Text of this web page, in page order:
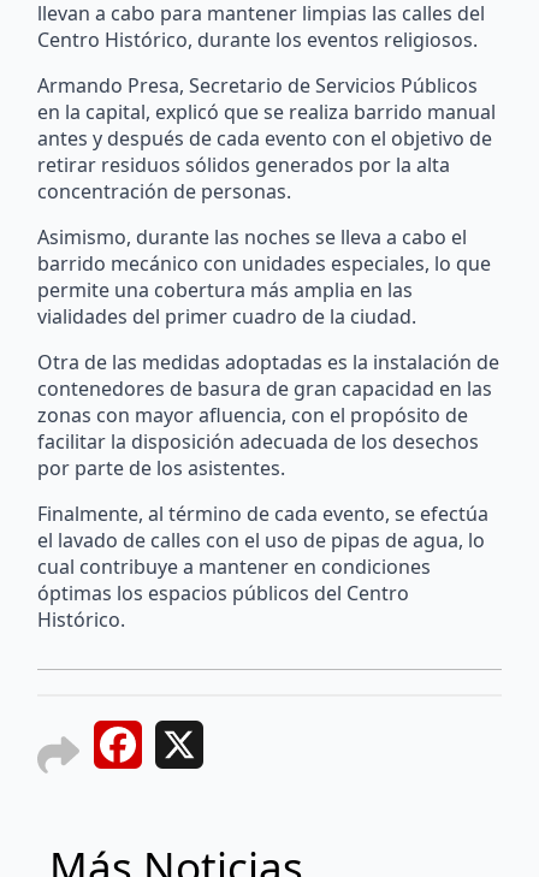
llevan a cabo para mantener limpias las calles del
Centro Histórico, durante los eventos religiosos.
Armando Presa, Secretario de Servicios Públicos
en la capital, explicó que se realiza barrido manual
antes y después de cada evento con el objetivo de
retirar residuos sólidos generados por la alta
concentración de personas.
Asimismo, durante las noches se lleva a cabo el
barrido mecánico con unidades especiales, lo que
permite una cobertura más amplia en las
vialidades del primer cuadro de la ciudad.
Otra de las medidas adoptadas es la instalación de
contenedores de basura de gran capacidad en las
zonas con mayor afluencia, con el propósito de
facilitar la disposición adecuada de los desechos
por parte de los asistentes.
Finalmente, al término de cada evento, se efectúa
el lavado de calles con el uso de pipas de agua, lo
cual contribuye a mantener en condiciones
óptimas los espacios públicos del Centro
Histórico.
Facebook